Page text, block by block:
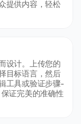
提供内容，轻松
设计。上传您的
目标语言，然后
工具或验证步骤-
证完美的准确性